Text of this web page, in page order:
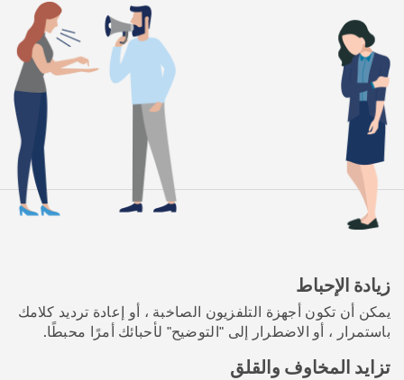
زيادة الإحباط
يمكن أن تكون أجهزة التلفزيون الصاخبة ، أو إعادة ترديد كلامك
باستمرار ، أو الاضطرار إلى "التوضيح" لأحبائك أمرًا محبطًا.
تزايد المخاوف والقلق